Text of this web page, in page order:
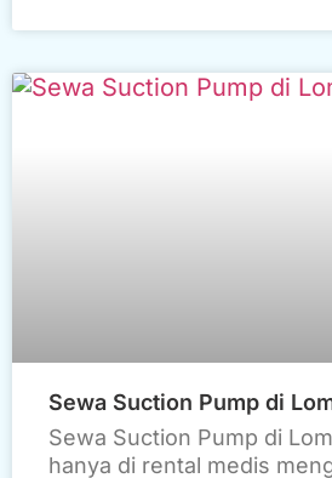
Sewa Suction Pump di
Sewa Suction Pump di
hanya di rental medis